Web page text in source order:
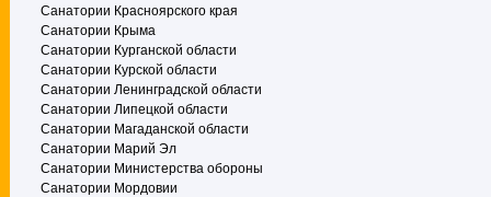
Санатории Красноярского края
Санатории Крыма
Санатории Курганской области
Санатории Курской области
Санатории Ленинградской области
Санатории Липецкой области
Санатории Магаданской области
Санатории Марий Эл
Санатории Министерства обороны
Санатории Мордовии